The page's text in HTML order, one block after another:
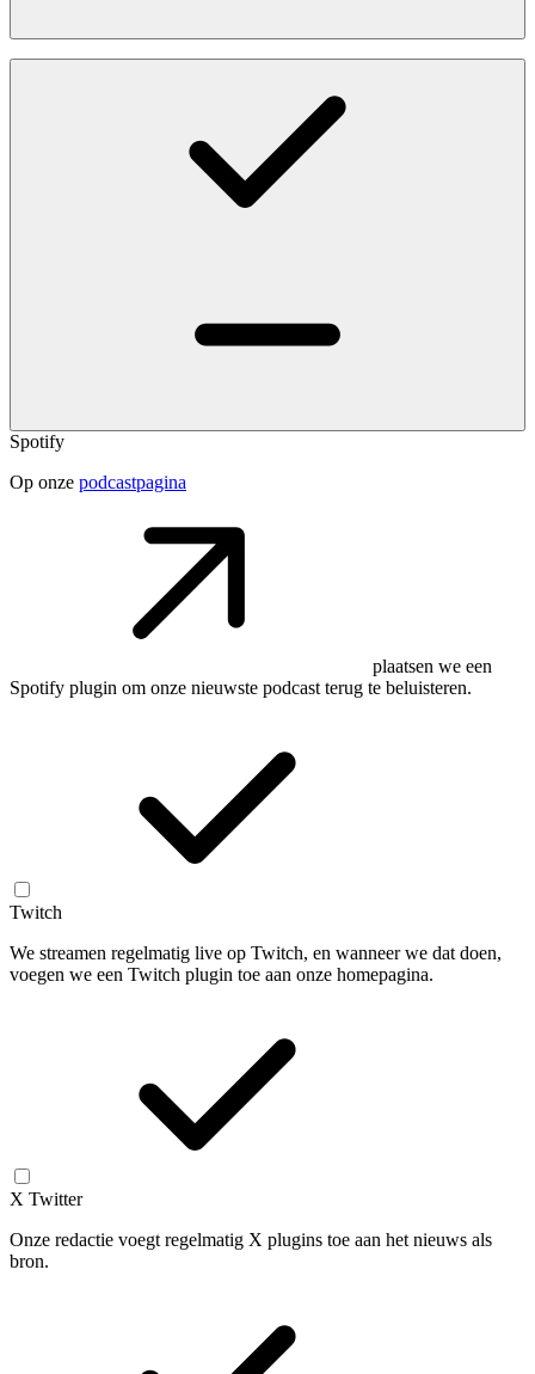
Spotify
Op onze podcastpagina
plaatsen we een
Spotify plugin om onze nieuwste podcast terug te beluisteren.
Twitch
We streamen regelmatig live op Twitch, en wanneer we dat doen,
voegen we een Twitch plugin toe aan onze homepagina.
X Twitter
Onze redactie voegt regelmatig X plugins toe aan het nieuws als
bron.